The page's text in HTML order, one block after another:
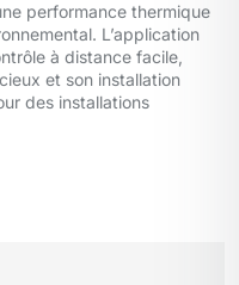
performance thermique
L’application
à distance facile,
et son installation
des installations